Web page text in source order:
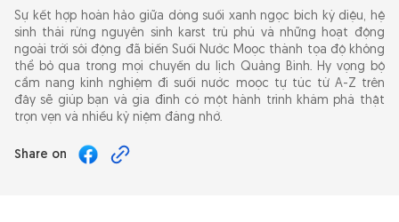
Sự kết hợp hoàn hảo giữa dòng suối xanh ngọc bích kỳ diệu, hệ
sinh thái rừng nguyên sinh karst trù phú và những hoạt động
ngoài trời sôi động đã biến Suối Nước Moọc thành tọa độ không
thể bỏ qua trong mọi chuyến du lịch Quảng Bình. Hy vọng bộ
cẩm nang kinh nghiệm đi suối nước moọc tự túc từ A-Z trên
đây sẽ giúp bạn và gia đình có một hành trình khám phá thật
trọn vẹn và nhiều kỷ niệm đáng nhớ.
Share on